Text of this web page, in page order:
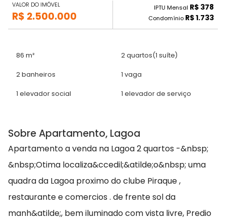
VALOR DO IMÓVEL
R$ 2.500.000
IPTU Mensal R$ 378
Condomínio R$ 1.733
86 m² 2 quartos(1 suíte)
2 banheiros 1 vaga
1 elevador social 1 elevador de serviço
Sobre Apartamento, Lagoa
Apartamento a venda na Lagoa 2 quartos -&nbsp;
&nbsp;Otima localiza&ccedil;&atilde;o&nbsp; uma
quadra da Lagoa proximo do clube Piraque ,
restaurante e comercios . de frente sol da
manh&atilde;, bem iluminado com vista livre, Predio